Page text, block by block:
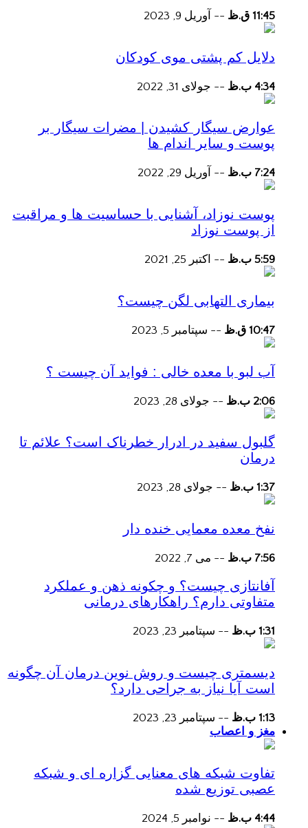
11:45 ق.ظ -- آوریل 9, 2023
دلایل کم پشتی موی کودکان
4:34 ب.ظ -- جولای 31, 2022
عوارض سیگار کشیدن | مضرات سیگار بر
پوست و سایر اندام ها
7:24 ب.ظ -- آوریل 29, 2022
پوست نوزاد، آشنایی با حساسیت ها و مراقبت
از پوست نوزاد
5:59 ب.ظ -- اکتبر 25, 2021
بیماری التهابی لگن چیست؟
10:47 ق.ظ -- سپتامبر 5, 2023
آب لبو با معده خالی : فواید آن چیست ؟
2:06 ب.ظ -- جولای 28, 2023
گلبول سفید در ادرار خطرناک است؟ علائم تا
درمان
1:37 ب.ظ -- جولای 28, 2023
نفخ معده معمایی خنده دار
7:56 ب.ظ -- می 7, 2022
آفانتازی چیست؟ و چکونه ذهن و عملکرد
متفاوتی دارم؟ راهکارهای درمانی
1:31 ب.ظ -- سپتامبر 23, 2023
دیسمتری چیست و روش نوین درمان آن چگونه
است آیا نیاز به جراحی دارد؟
1:13 ب.ظ -- سپتامبر 23, 2023
مغز و اعصاب
تفاوت شبکه های معنایی گزاره ای و شبکه
عصبی توزیع شده
4:44 ب.ظ -- نوامبر 5, 2024